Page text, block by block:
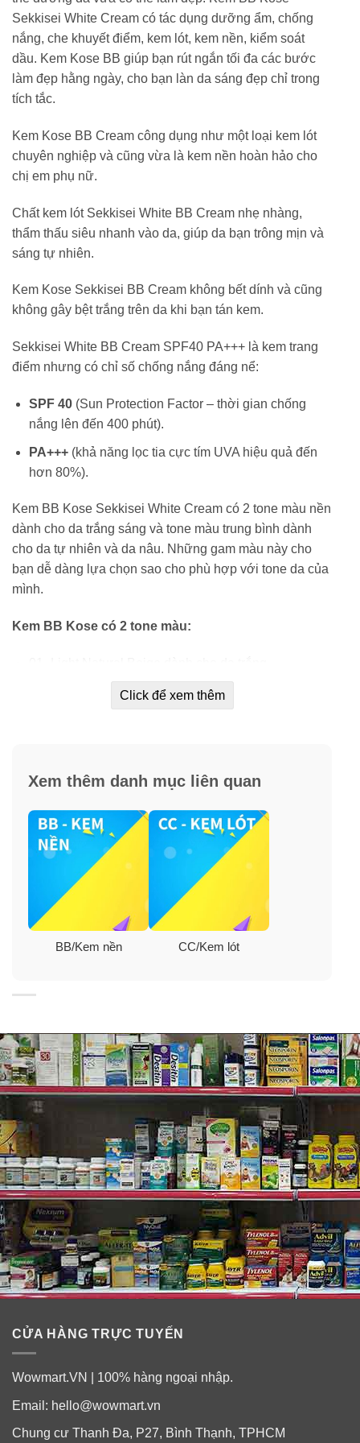
Sekkisei White Cream có tác dụng dưỡng ẩm, chống
nắng, che khuyết điểm, kem lót, kem nền, kiểm soát
dầu. Kem Kose BB giúp bạn rút ngắn tối đa các bước
làm đẹp hằng ngày, cho bạn làn da sáng đẹp chỉ trong
tích tắc.
Kem Kose BB Cream công dụng như một loại kem lót
chuyên nghiệp và cũng vừa là kem nền hoàn hảo cho
chị em phụ nữ.
Chất kem lót Sekkisei White BB Cream nhẹ nhàng,
thẩm thấu siêu nhanh vào da, giúp da bạn trông mịn và
sáng tự nhiên.
Kem Kose Sekkisei BB Cream không bết dính và cũng
không gây bệt trắng trên da khi bạn tán kem.
Sekkisei White BB Cream SPF40 PA+++ là kem trang
điểm nhưng có chỉ số chống nắng đáng nể:
SPF 40(Sun Protection Factor – thời gian chống
nắng lên đến 400 phút).
PA+++(khả năng lọc tia cực tím UVA hiệu quả đến
hơn 80%).
Kem BB Kose Sekkisei White Cream có 2 tone màu nền
dành cho da trắng sáng và tone màu trung bình dành
cho da tự nhiên và da nâu. Những gam màu này cho
bạn dễ dàng lựa chọn sao cho phù hợp với tone da của
mình.
Kem BB Kose có 2 tone màu:
02- Medium Natural Beige dành cho da tự nhiên và
Làm sáng nền da hoàn hảo, đều màu.
Kết cấu mỏng nhẹ.
Chiết xuất từ các loại thảo dược và bảo vệ da khỏi
✓Dưỡng ẩm, chống nắng, kiểm soát dầu, che khuyết
điểm, trang điểm thay cho lớp lót và lớp nền.
✓Che các lỗ chân lông, các cấu trúc gồ ghề trên da,
mang lại làn da mịn mềm, căng mướt.
✓Chống nắng và tia cực tím, không để da bị bắt nắng
như các mỹ phẩm trang điểm khác.
Click để xem thêm
Xem thêm danh mục liên quan
BB/Kem nền CC/Kem lót
CỬA HÀNG TRỰC TUYẾN
Wowmart.VN | 100% hàng ngoại nhập.
Email: hello@wowmart.vn
Chung cư Thanh Đa, P27, Bình Thạnh, TPHCM